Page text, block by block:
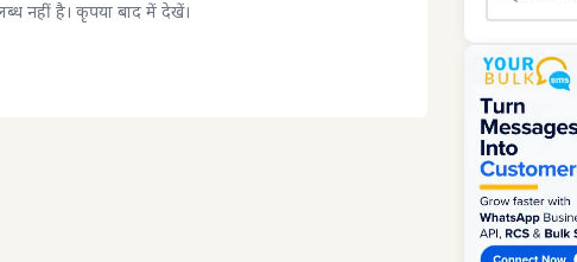
नहीं है। कृपया बाद में देखें।